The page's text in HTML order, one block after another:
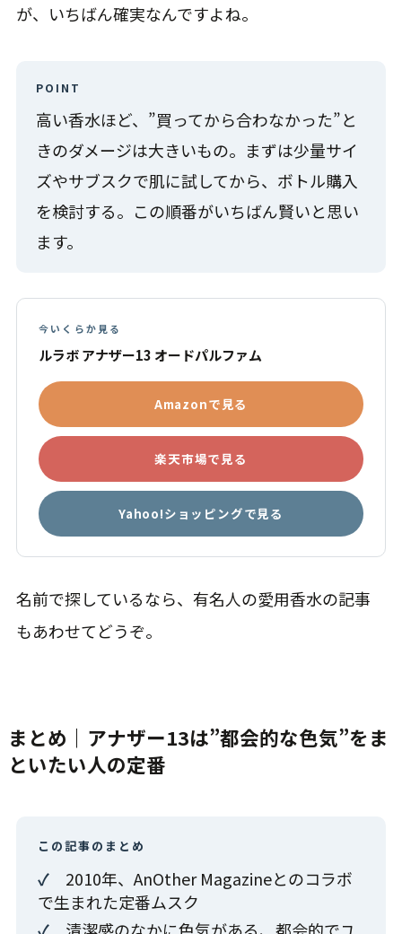
が、いちばん確実なんですよね。
POINT
高い香水ほど、”買ってから合わなかった”と
きのダメージは大きいもの。まずは少量サイ
ズやサブスクで肌に試してから、ボトル購入
を検討する。この順番がいちばん賢いと思い
ます。
今いくらか見る
ルラボ アナザー13 オードパルファム
Amazonで見る
楽天市場で見る
Yahoo!ショッピングで見る
名前で探しているなら、有名人の愛用香水の記事
もあわせてどうぞ。
まとめ｜アナザー13は”都会的な色気”をま
といたい人の定番
この記事のまとめ
✓2010年、AnOther Magazineとのコラボ
で生まれた定番ムスク